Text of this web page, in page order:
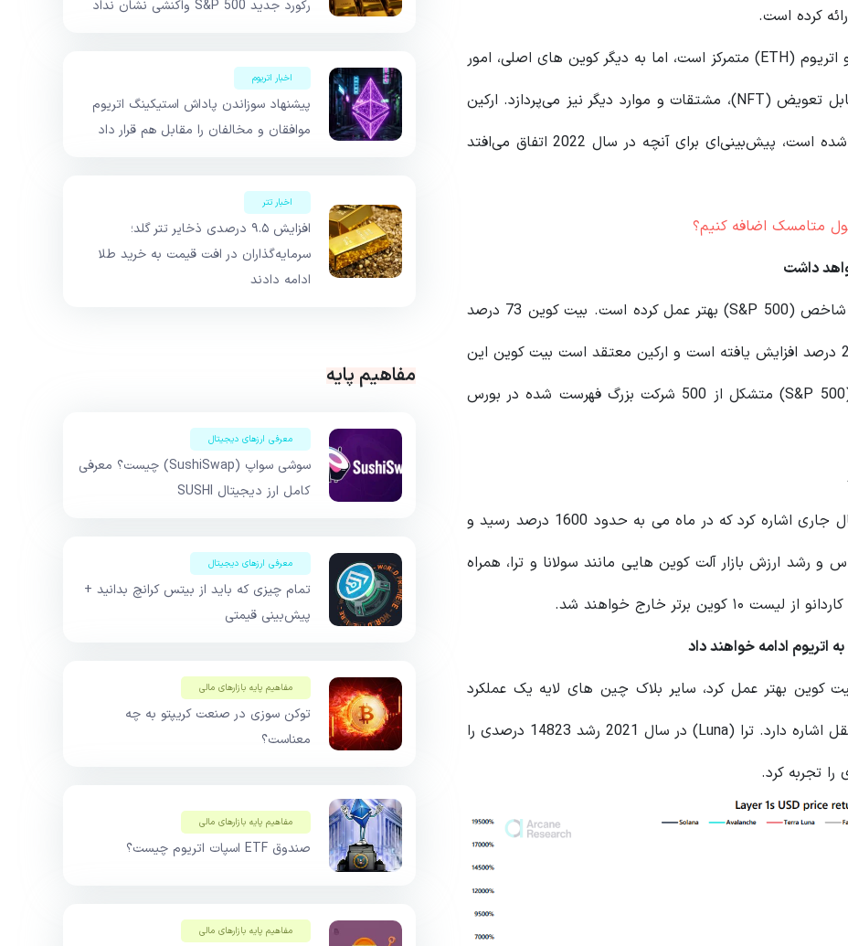
گزارش ارکین در 28 دسامبر بر روی بیت‌کوین (BTC) و اتریوم (ETH) متمرکز است، اما به دیگر کوین های اصلی، امور
مالی غیرمتمرکز (DeFi)، میم کوین‌ها، توکن‌های غیرقابل تعویض (NFT)، مشتقات و موارد دیگر نیز می‌پردازد. ارکین
در مورد هر موضوعی که در این گزارش پوشش داده شده است، پیش‌بینی‌ای برای آنچه در سال 2022 اتفاق می‌افتد
داشت
این گزارش اشاره کرد که تا سال 2021، بیت کوین از شاخص (S&P 500) بهتر عمل کرده است. بیت کوین 73 درصد
افزایش یافته است در حالی که (S&P 500) امسال 28 درصد افزایش یافته است و ارکین معتقد است بیت کوین این
عملکرد را در سال آینده ادامه خواهد داد. شاخص (S&P 500) متشکل از 500 شرکت بزرگ فهرست شده در بورس
ارکین به رشد فوق العاده بایننس کوین (BNB) در سال جاری اشاره کرد که در ماه می به حدود 1600 درصد رسید و
بر این اساس و رشد ارزش بازار آلت‌ کوین هایی مانند سولانا و ترا، همراه
اتریوم ادامه خواهند داد
اتر امسال با افزایش 455٪ تا 73٪ از بیت کوین بهتر عمل کرد، سایر بلاک چین های لایه یک عملکرد
بهتری از اتر داشتند. لایه یک به بلاک چین های مستقل اشاره دارد. ترا (Luna) در سال 2021 رشد 14823 درصدی را
رکورد جدید S&P 500 واکنشی نشان نداد
اخبار اتریوم
پیشنهاد سوزاندن پاداش استیکینگ اتریوم
موافقان و مخالفان را مقابل هم قرار داد
اخبار تتر
افزایش ۹.۵ درصدی ذخایر تتر گلد؛
سرمایه‌گذاران در افت قیمت به خرید طلا
ادامه دادند
مفاهیم پایه
معرفی ارزهای دیجیتال
سوشی‌ سواپ (SushiSwap) چیست؟ معرفی
کامل ارز دیجیتال SUSHI
معرفی ارزهای دیجیتال
تمام چیزی که باید از بیتس کرانچ بدانید +
پیش‌بینی قیمتی
مفاهیم پایه بازار‌های مالی
توکن سوزی در صنعت کریپتو به چه
معناست؟
مفاهیم پایه بازار‌های مالی
صندوق ETF اسپات اتریوم چیست؟
مفاهیم پایه بازار‌های مالی